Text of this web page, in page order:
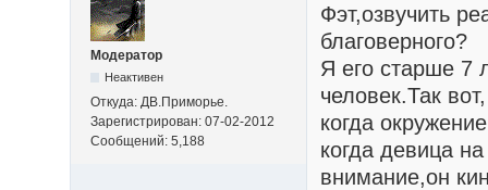
Модератор
Неактивен
Откуда: ДВ.Приморье.
Зарегистрирован: 07-02-2012
Сообщений: 5,188
Фэт,озвучить
благоверного?
Я его старше 7
человек.Так
когда
когда девица
внимание,он